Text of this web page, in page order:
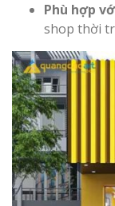
Phù hợp
shop thời